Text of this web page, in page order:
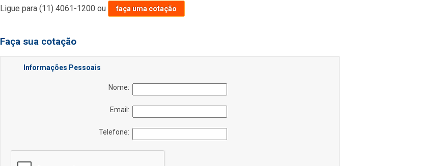
Ligue para(11) 4061-1200 ou faça uma cotação
Faça sua cotação
Informações Pessoais
Nome:
Email:
Telefone: